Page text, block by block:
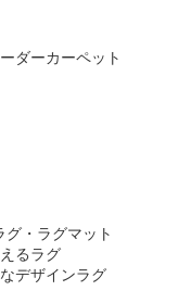
ダーカーペット
・ラグマット
るラグ
デザインラグ